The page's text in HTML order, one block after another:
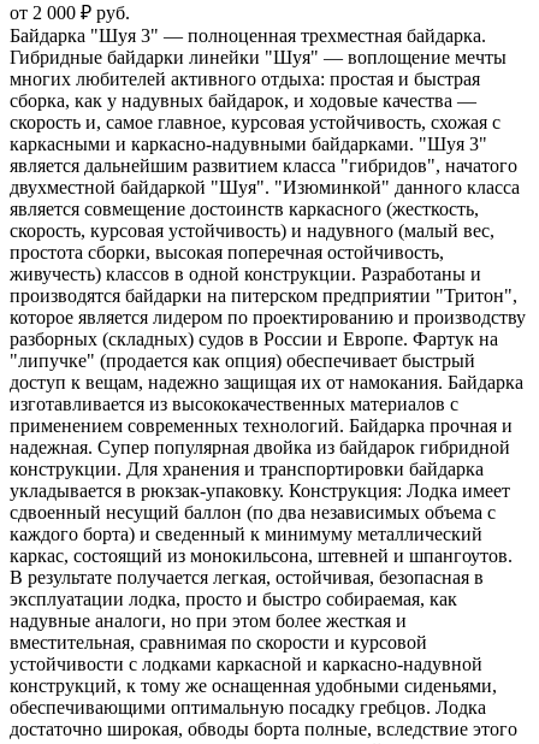
от 2 000 ₽ руб.
Байдарка "Шуя 3" — полноценная трехместная байдарка.
Гибридные байдарки линейки "Шуя" — воплощение мечты
многих любителей активного отдыха: простая и быстрая
сборка, как у надувных байдарок, и ходовые качества —
скорость и, самое главное, курсовая устойчивость, схожая с
каркасными и каркасно-надувными байдарками. "Шуя 3"
является дальнейшим развитием класса "гибридов", начатого
двухместной байдаркой "Шуя". "Изюминкой" данного класса
является совмещение достоинств каркасного (жесткость,
скорость, курсовая устойчивость) и надувного (малый вес,
простота сборки, высокая поперечная остойчивость,
живучесть) классов в одной конструкции. Разработаны и
производятся байдарки на питерском предприятии "Тритон",
которое является лидером по проектированию и производству
разборных (складных) судов в России и Европе. Фартук на
"липучке" (продается как опция) обеспечивает быстрый
доступ к вещам, надежно защищая их от намокания. Байдарка
изготавливается из высококачественных материалов с
применением современных технологий. Байдарка прочная и
надежная. Супер популярная двойка из байдарок гибридной
конструкции. Для хранения и транспортировки байдарка
укладывается в рюкзак-упаковку. Конструкция: Лодка имеет
сдвоенный несущий баллон (по два независимых объема с
каждого борта) и сведенный к минимуму металлический
каркас, состоящий из монокильсона, штевней и шпангоутов.
В результате получается легкая, остойчивая, безопасная в
эксплуатации лодка, просто и быстро собираемая, как
надувные аналоги, но при этом более жесткая и
вместительная, сравнимая по скорости и курсовой
устойчивости с лодками каркасной и каркасно-надувной
конструкций, к тому же оснащенная удобными сиденьями,
обеспечивающими оптимальную посадку гребцов. Лодка
достаточно широкая, обводы борта полные, вследствие этого